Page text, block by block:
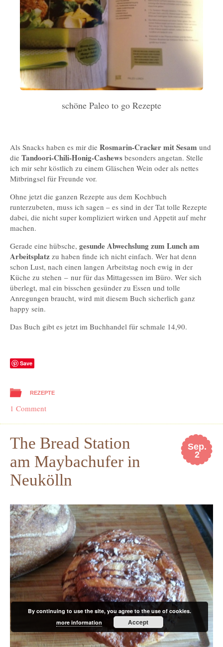
schöne Paleo to go Rezepte
Als Snacks haben es mir die Rosmarin-Cracker mit Sesam und
die Tandoori-Chili-Honig-Cashews besonders angetan. Stelle
ich mir sehr köstlich zu einem Gläschen Wein oder als nettes
Mitbringsel für Freunde vor.
Ohne jetzt die ganzen Rezepte aus dem Kochbuch
runterzubeten, muss ich sagen – es sind in der Tat tolle Rezepte
dabei, die nicht super kompliziert wirken und Appetit auf mehr
machen.
Gerade eine hübsche, gesunde Abwechslung zum Lunch am
Arbeitsplatz zu haben finde ich nicht einfach. Wer hat denn
schon Lust, nach einen langen Arbeitstag noch ewig in der
Küche zu stehen – nur für das Mittagessen im Büro. Wer sich
überlegt, mal ein bisschen gesünder zu Essen und tolle
Anregungen braucht, wird mit diesem Buch sicherlich ganz
happy sein.
Das Buch gibt es jetzt im Buchhandel für schmale 14,90.
Save
REZEPTE
1 Comment
Sep.
2
The Bread Station
am Maybachufer in
Neukölln
By continuing to use the site, you agree to the use of cookies.
more information
Accept